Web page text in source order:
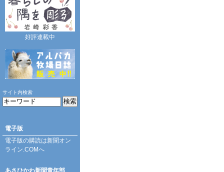
好評連載中
サイト内検索
電子版
電子版の購読は新聞オン
ライン.COMへ
あさひかわ新聞青年部